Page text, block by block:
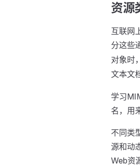
资源
互联网
分这些
对象时
文本文
学习
名，用
不同类
源和动
Web资